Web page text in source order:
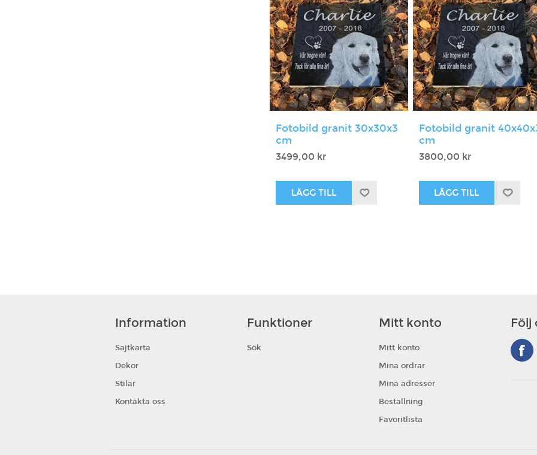
Fotobild granit 30x30x3
cm
3499,00 kr
Fotobild granit
cm
3800,00 kr
Information
Sajtkarta
Dekor
Stilar
Kontakta oss
Funktioner
Sök
Mitt konto
Mitt konto
Mina ordrar
Mina adresser
Beställning
Favoritlista
Följ